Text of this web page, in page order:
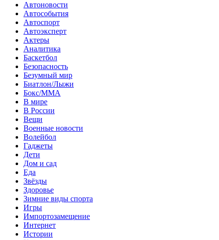
Автоновости
Автособытия
Автоспорт
Автоэксперт
Актеры
Аналитика
Баскетбол
Безопасность
Безумный мир
Биатлон/Лыжи
Бокс/MMA
В мире
В России
Вещи
Военные новости
Волейбол
Гаджеты
Дети
Дом и сад
Еда
Звёзды
Здоровье
Зимние виды спорта
Игры
Импортозамещение
Интернет
Истории